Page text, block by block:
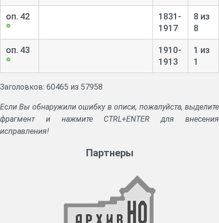
оп. 42
1831-
1917
8 из
8
оп. 43
1910-
1913
1 из
1
Заголовков: 60465 из 57958
Если Вы обнаружили ошибку в описи, пожалуйста, выделите
фрагмент и нажмите CTRL+ENTER для внесения
исправления!
Партнеры